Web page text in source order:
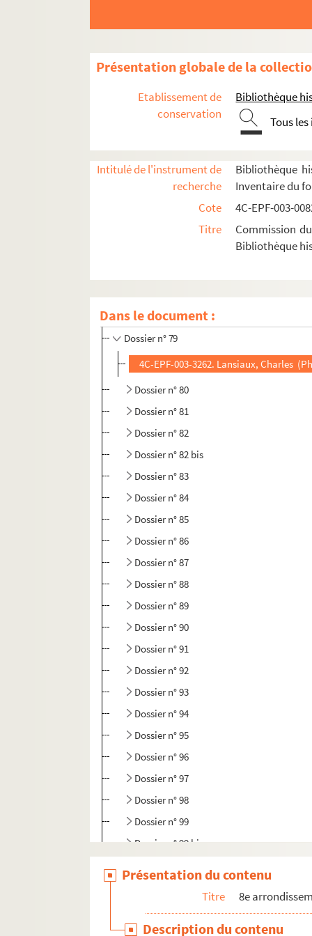
Présentation globale de la
Etablissement de
conservation
Bibliothèque
Tous
Intitulé de l'instrument de
recherche
Bibliothèque
Inventaire du
Cote
4C-EPF-003-
Titre
Commission
Bibliothèque
Dans le document :
Dossier n° 67
Dossier n° 68
Dossier n° 69
Dossier n° 69 bis
Dossier n° 72
Dossier n° 73
Dossier n° 77 bis
Dossier n° 78
Dossier n° 79
4C-EPF-003-3262. Lansiaux, Charles
Dossier n° 80
Dossier n° 81
Dossier n° 82
Dossier n° 82 bis
Dossier n° 83
Dossier n° 84
Dossier n° 85
Dossier n° 86
Dossier n° 87
Dossier n° 88
Dossier n° 89
Dossier n° 90
Dossier n° 91
Dossier n° 92
Dossier n° 93
Dossier n° 94
Dossier n° 95
Dossier n° 96
Dossier n° 97
Dossier n° 98
Dossier n° 99
Dossier n° 99 bis
Dossier n° 103
Présentation du contenu
Titre 8e
Description du contenu